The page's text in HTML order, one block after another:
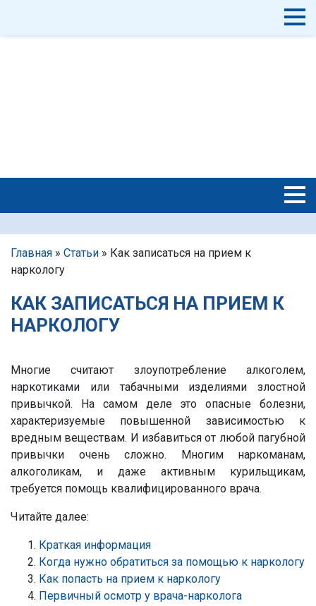
Главная » Статьи » Как записаться на прием к
наркологу
КАК ЗАПИСАТЬСЯ НА ПРИЕМ К
НАРКОЛОГУ
Многие считают злоупотребление алкоголем,
наркотиками или табачными изделиями злостной
привычкой. На самом деле это опасные болезни,
характеризуемые повышенной зависимостью к
вредным веществам. И избавиться от любой пагубной
привычки очень сложно. Многим наркоманам,
алкоголикам, и даже активным курильщикам,
требуется помощь квалифицированного врача.
Читайте далее:
Краткая информация
Когда нужно обратиться за помощью к наркологу
Как попасть на прием к наркологу
Первичный осмотр у врача-нарколога